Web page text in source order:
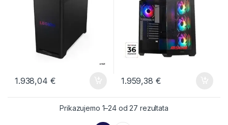
1.938,04 € 1.959,38 €
Prikazujemo 1–24 od 27 rezultataPoredano po